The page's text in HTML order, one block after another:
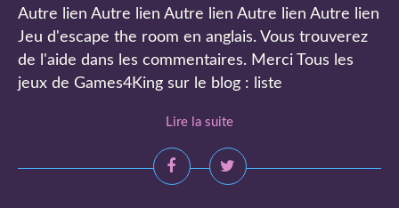
Autre lien Autre lien Autre lien Autre lien Autre lien
Jeu d'escape the room en anglais. Vous trouverez
de l'aide dans les commentaires. Merci Tous les
jeux de Games4King sur le blog : liste
Lire la suite